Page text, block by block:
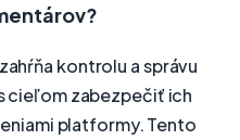
kontrolu a správu
cieľom zabezpečiť ich
platformy. Tento